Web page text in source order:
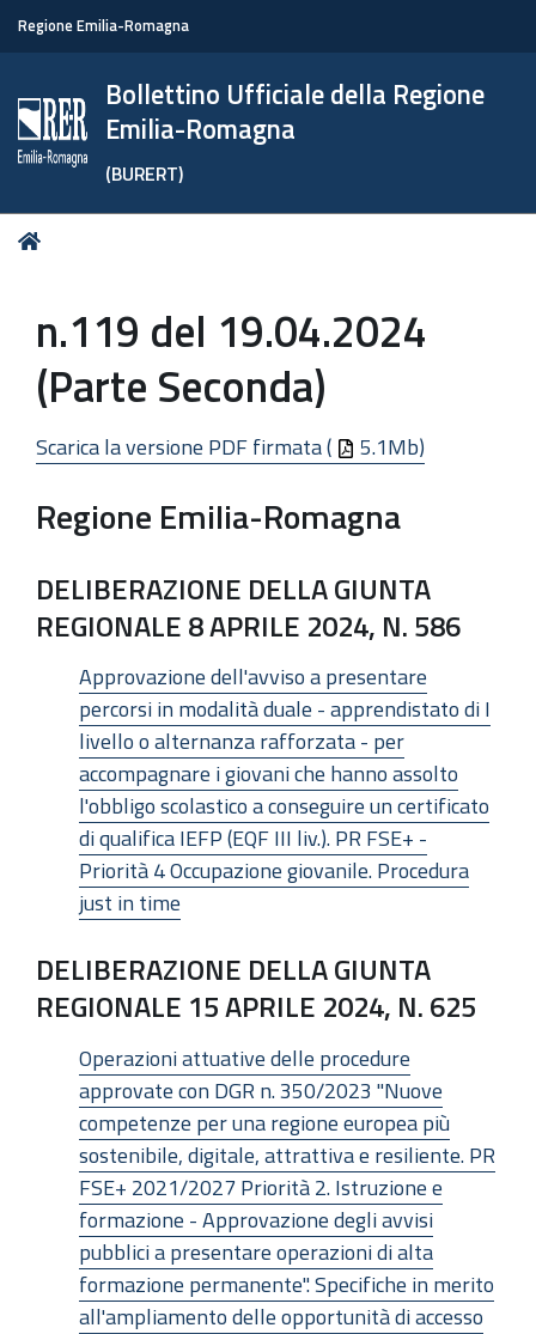
Regione Emilia-Romagna
Bollettino Ufficiale della Regione
Emilia-Romagna
(BURERT)
Tu
n.119 del 19.04.2024
(Parte Seconda)
Scarica la versione PDF firmata ( 5.1Mb)
Regione Emilia-Romagna
DELIBERAZIONE DELLA GIUNTA
REGIONALE 8 APRILE 2024, N. 586
Approvazione dell'avviso a presentare
percorsi in modalità duale - apprendistato di I
livello o alternanza rafforzata - per
accompagnare i giovani che hanno assolto
l'obbligo scolastico a conseguire un certificato
di qualifica IEFP (EQF III liv.). PR FSE+ -
Priorità 4 Occupazione giovanile. Procedura
just in time
DELIBERAZIONE DELLA GIUNTA
REGIONALE 15 APRILE 2024, N. 625
Operazioni attuative delle procedure
approvate con DGR n. 350/2023 "Nuove
competenze per una regione europea più
sostenibile, digitale, attrattiva e resiliente. PR
FSE+ 2021/2027 Priorità 2. Istruzione e
formazione - Approvazione degli avvisi
pubblici a presentare operazioni di alta
formazione permanente". Specifiche in merito
all'ampliamento delle opportunità di accesso